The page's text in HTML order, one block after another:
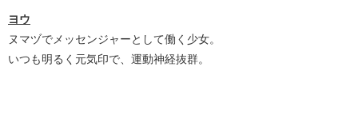
ヨウ
ヌマヅでメッセンジャーとして働く少女。
いつも明るく元気印で、運動神経抜群。